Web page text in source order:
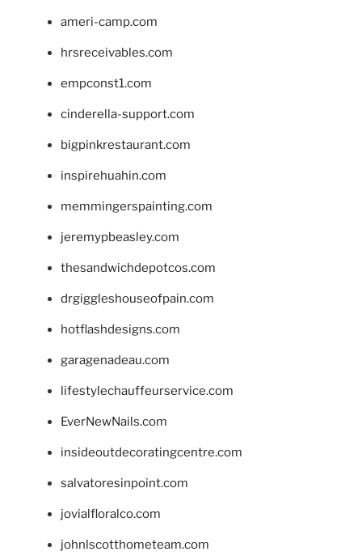
ameri-camp.com
hrsreceivables.com
empconst1.com
cinderella-support.com
bigpinkrestaurant.com
inspirehuahin.com
memmingerspainting.com
jeremypbeasley.com
thesandwichdepotcos.com
drgiggleshouseofpain.com
hotflashdesigns.com
garagenadeau.com
lifestylechauffeurservice.com
EverNewNails.com
insideoutdecoratingcentre.com
salvatoresinpoint.com
jovialfloralco.com
johnlscotthometeam.com